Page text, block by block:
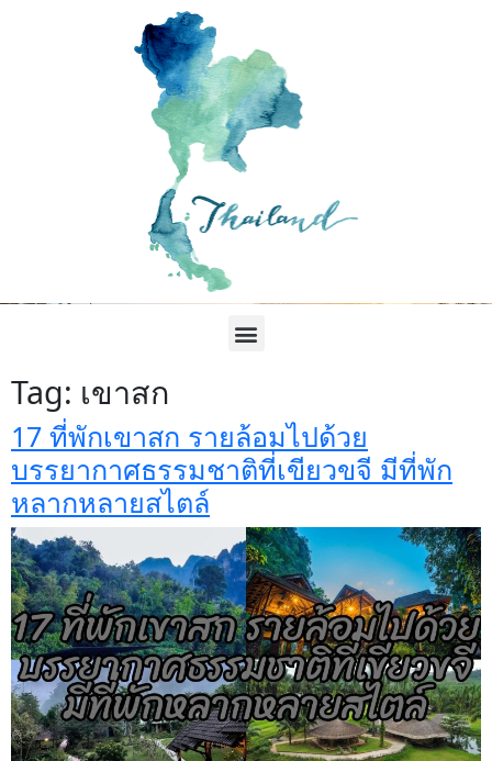
Tag: เขาสก
17 ที่พักเขาสก รายล้อมไปด้วย
บรรยากาศธรรมชาติที่เขียวขจี มีที่พัก
หลากหลายสไตล์